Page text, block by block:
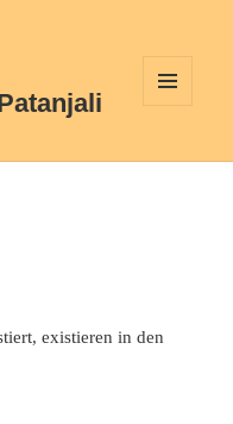
existieren in den